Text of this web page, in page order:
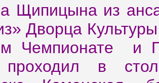
из
Дворца
Чемпионате и
проходил в